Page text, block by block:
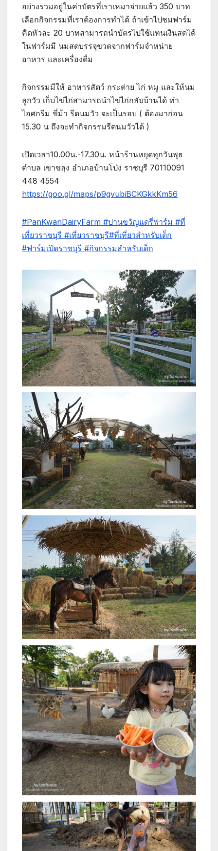
อย่างรวมอยู่ในค่าบัตรที่เราเหมาจ่ายแล้ว 350 บาท
เลือกกิจกรรมที่เราต้องการทำได้ ถ้าเข้าไปชมฟาร์ม
คิดหัวละ 20 บาทสามารถนำบัตรไปใช้แทนเงินสดได้
ในฟาร์มมี นมสดบรรจุขวดจากฟาร์มจำหน่าย
อาหาร และเครื่องดื่ม
กิจกรรมมีให้ อาหารสัตว์ กระต่าย ไก่ หมู และให้นม
ลูกวัว เก็บไข่ไก่สามารถนำไข่ไก่กลับบ้านได้ ทำ
ไอศกรีม ขี่ม้า รีดนมวัว จะเป็นรอบ ( ต้องมาก่อน
15.30 น ถึงจะทำกิจกรรมรีดนมวัวได้ )
เปิดเวลา10.00น.-17.30น. หน้าร้านหยุดทุกวันพุธ
ตำบล เขาขลุง อำเภอบ้านโป่ง ราชบุรี 70110091
448 4554
https://goo.gl/maps/p9gvubiBCKGkkKm56
#PanKwanDairyFarm #ปานขวัญแดรี่ฟาร์ม #ที่
เที่ยวราชบุรี #เที่ยวราชบุรี#ที่เที่ยวสำหรับเด็ก
#ฟาร์มเปิดราชบุรี #กิจกรรมสำหรับเด็ก